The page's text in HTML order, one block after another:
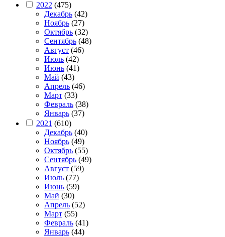
2022 (475)
Декабрь (42)
Ноябрь (27)
Октябрь (32)
Сентябрь (48)
Август (46)
Июль (42)
Июнь (41)
Май (43)
Апрель (46)
Март (33)
Февраль (38)
Январь (37)
2021 (610)
Декабрь (40)
Ноябрь (49)
Октябрь (55)
Сентябрь (49)
Август (59)
Июль (77)
Июнь (59)
Май (30)
Апрель (52)
Март (55)
Февраль (41)
Январь (44)